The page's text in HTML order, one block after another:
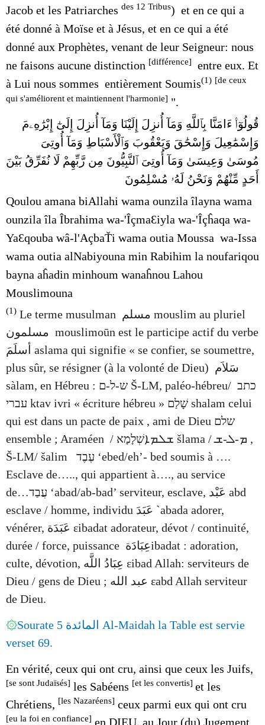
Jacob et les Patriarches des 12 Tribus) et en ce qui a
été donné à Moïse et à Jésus, et en ce qui a été
donné aux Prophètes, venant de leur Seigneur: nous
ne faisons aucune distinction [différence]
entre eux. Et
à Lui nous sommes entièrement Soumis(1) [de ceux
qui s'améliorent et maintiennent l'harmonie] ".
قُولُوٓا۟ ءَامَنَّا بِٱللَّهِ وَمَآ أُنزِلَ إِلَيْنَا وَمَآ أُنزِلَ إِلَىٰٓ إِبْرَٰهِۦمَ
وَإِسْمَٰعِيلَ وَإِسْحَٰقَ وَيَعْقُوبَ وَٱلْأَسْبَاطِ وَمَآ أُوتِىَ
مُوسَىٰ وَعِيسَىٰ وَمَآ أُوتِىَ ٱلنَّبِيُّونَ مِن رَّبِّهِمْ لَا نُفَرِّقُ بَيْنَ
أَحَدٍ مِّنْهُمْ وَنَحْنُ لَهُۥ مُسْلِمُونَ
Qoulou amana biAllahi wama ounzila îlayna wama
ounzila îla Îbrahima wa-'ÎçmaƐiyla wa-'Îçĥaqa wa-
YaƐqouba wâ-l'AçbaŤi wama outia Moussa wa-Issa
wama outia alNabiyouna min Rabihim la noufariqou
bayna aĥadin minhoum wanaĥnou Lahou
Mouslimouna
(1) Le terme musulman مسلم mouslim au pluriel
مسلمون mouslimoūn est le participe actif du verbe
أسلَمَ aslama qui signifie « se confier, se soumettre,
plus sûr, se résigner (à la volonté de Dieu) سَلاَم
sàlam, en Hébreu : ש-ל-ם Š-LM, paléo-hébreu/ כתב
עברי ktav ivri « écriture hébreu » שָׁלַם shalam celui
qui est dans un pacte de paix , ami de Dieu שלם
ensemble ; Araméen שְׁלָמָא /ܫܠܡܐ šlama /ܫ-ܠ-ܡ ,
Š-LM/ šalim עֶבֶד ‘ebed/eh’- bed soumis à ….
Esclave de….., qui appartient à…., au service
de…עֲבַד ‘abad/ab-bad’ serviteur, esclave, عَبْد abd
esclave / homme, individu عَبَدَ `abada adorer,
vénérer, عَبَدَة εibadat adorateur, dévot / continuité,
durée / force, puissance عِبَادَةibadat : adoration,
culte, dévotion, عِبَادُ اللَّه εibad Allah: serviteurs de
Dieu / gens de Dieu ; عبد الله εabd Allah serviteur
de Dieu.
۞Sourate 5 المائدة Al-Maidah la Table est servie
verset 69.
En vérité, ceux qui ont cru, ainsi que ceux les Juifs,
[se sont Judaïsés] les Sabéens [et les convertis] et les
Chrétiens, [les Nazaréens] ceux parmi eux qui ont cru
[eu la foi en confiance] en DIEU, au Jour (du) Jugement